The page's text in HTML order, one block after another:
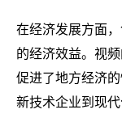
在经济发展方面
的经济效益。视
促进了地方经济
新技术企业到现